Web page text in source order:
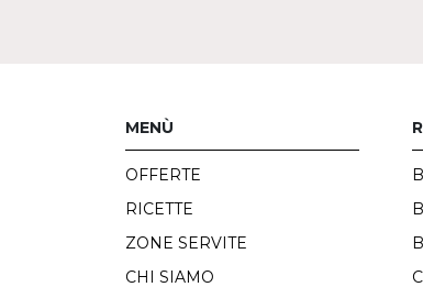
MENÙ
OFFERTE
RICETTE
ZONE SERVITE
CHI SIAMO